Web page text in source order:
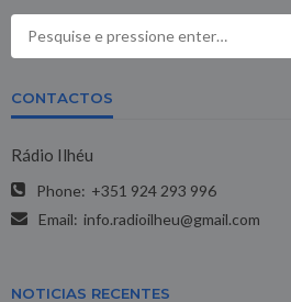
CONTACTOS
Rádio Ilhéu
Phone: +351 924 293 996
Email: info.radioilheu@gmail.com
NOTICIAS RECENTES